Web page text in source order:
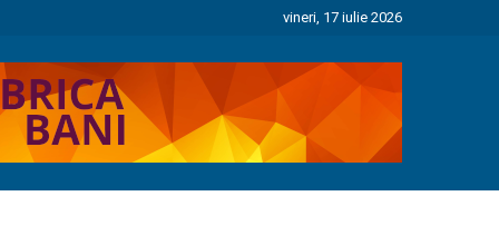
vineri, 17 iulie 2026